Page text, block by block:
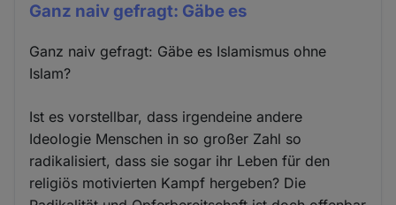
Ganz naiv gefragt: Gäbe es
Ganz naiv gefragt: Gäbe es Islamismus ohne
Islam?
Ist es vorstellbar, dass irgendeine andere
Ideologie Menschen in so großer Zahl so
radikalisiert, dass sie sogar ihr Leben für den
religiös motivierten Kampf hergeben? Die